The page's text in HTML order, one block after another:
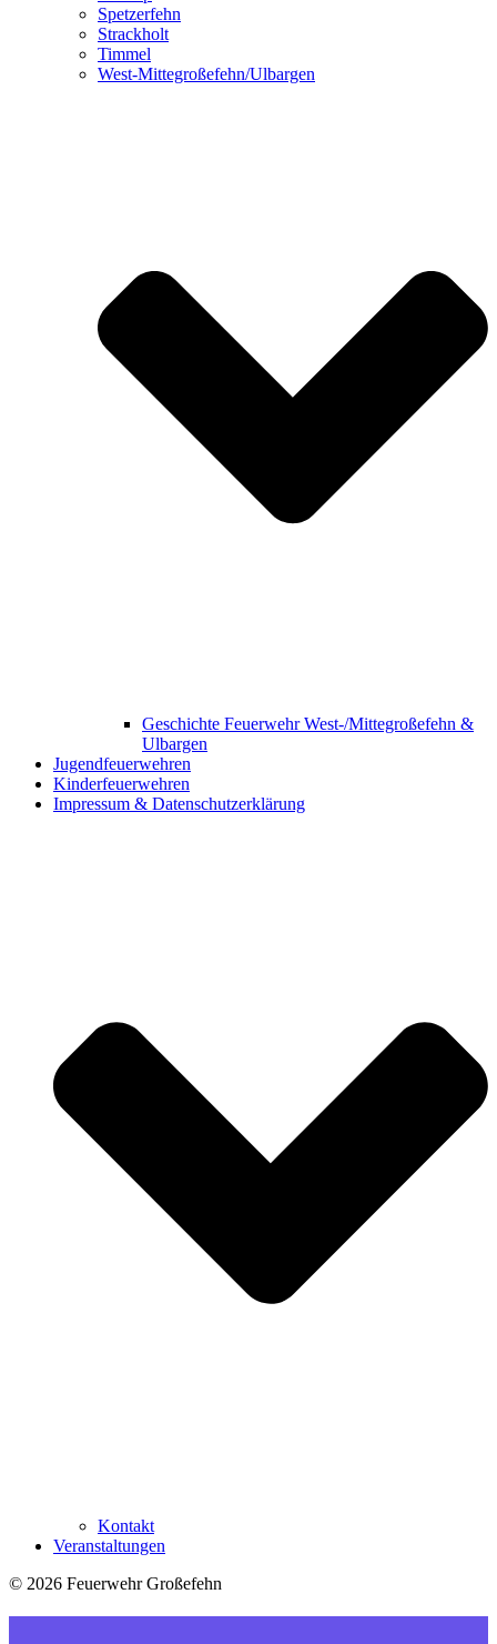
Spetzerfehn
Strackholt
Timmel
West-Mittegroßefehn/Ulbargen
Geschichte Feuerwehr West-/Mittegroßefehn &
Ulbargen
Jugendfeuerwehren
Kinderfeuerwehren
Impressum & Datenschutzerklärung
Kontakt
Veranstaltungen
© 2026 Feuerwehr Großefehn